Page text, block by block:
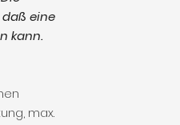
eine
kann.
max.